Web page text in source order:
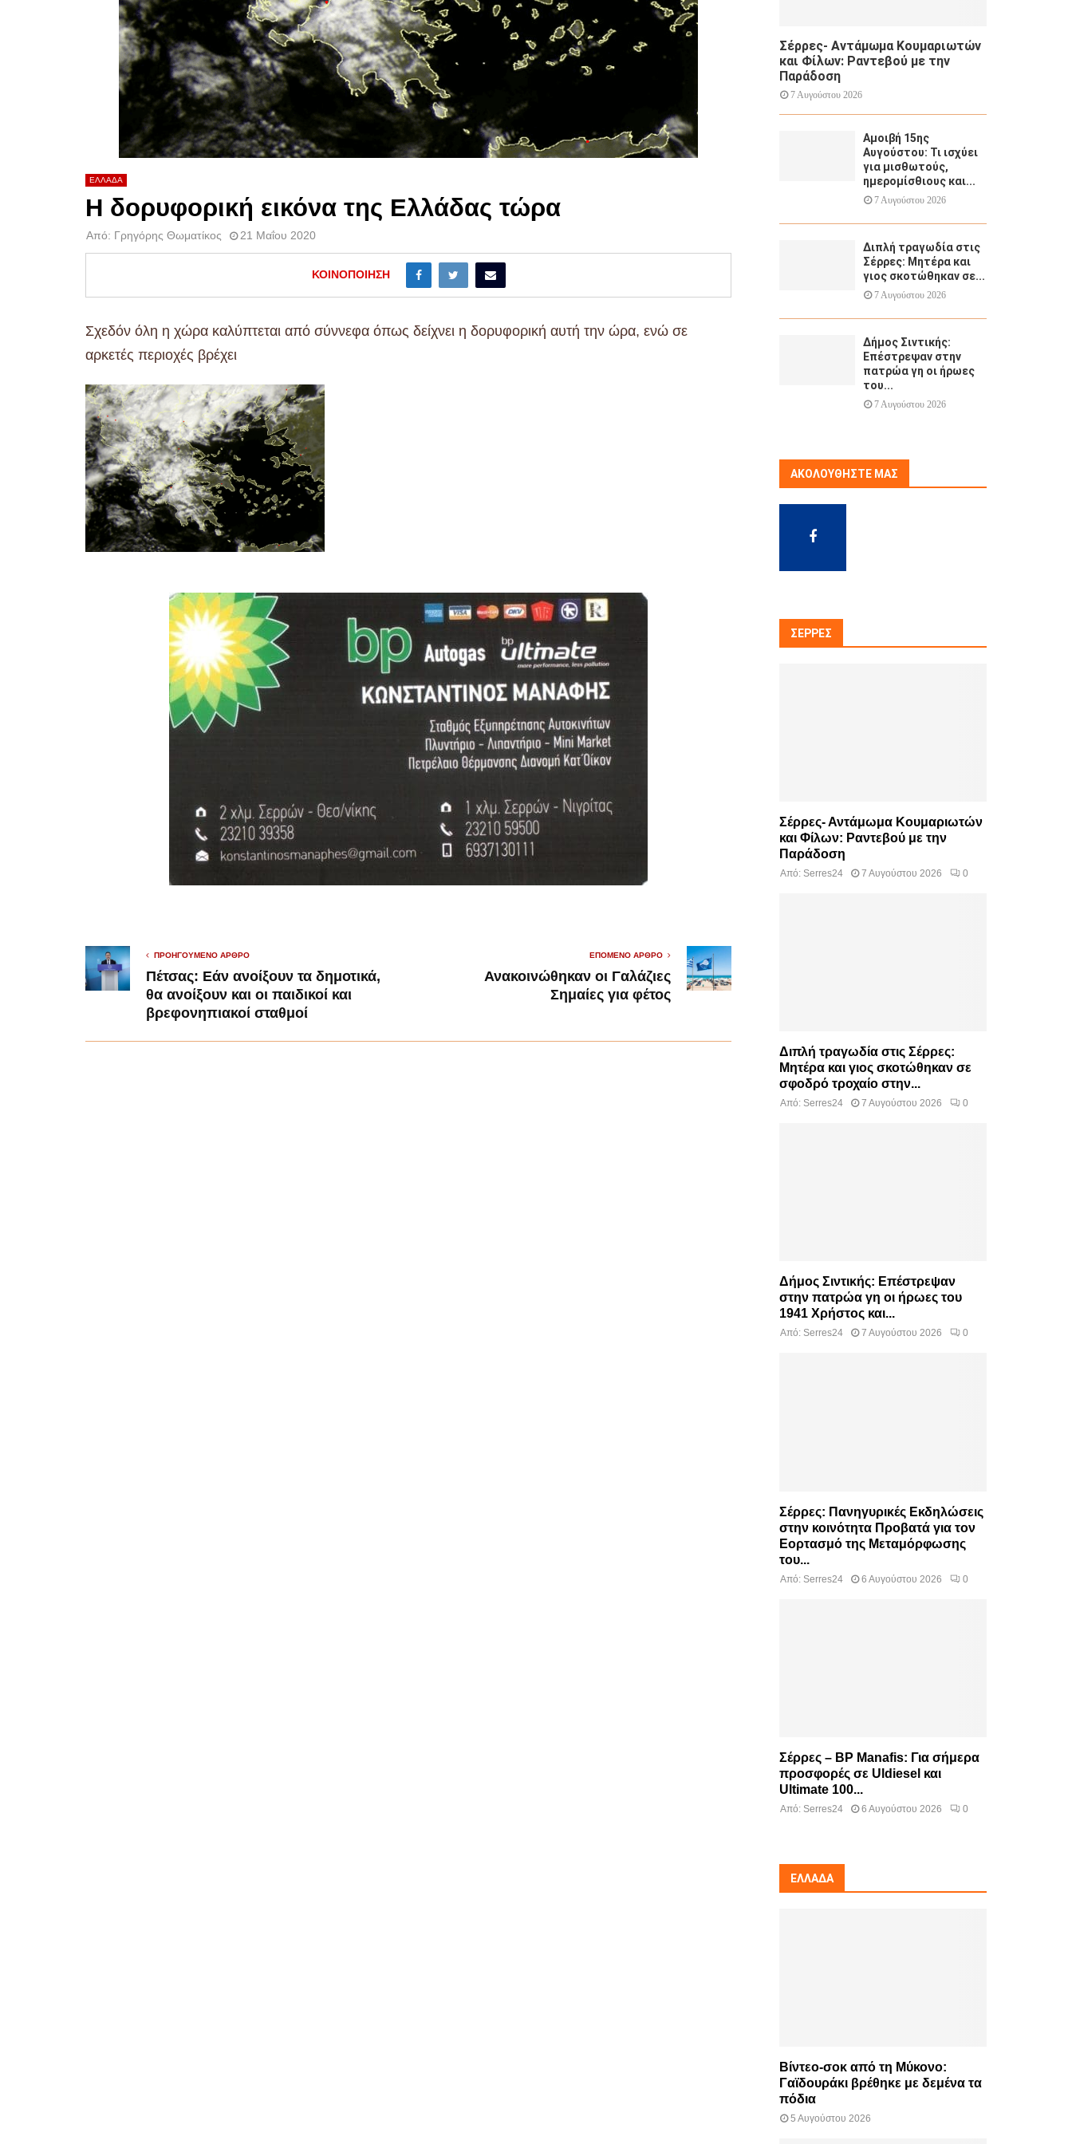
ΕΛΛΑΔΑ
Η δορυφορική εικόνα της Ελλάδας τώρα
Από: Γρηγόρης Θωματίκος 21 Μαΐου 2020
ΚΟΙΝΟΠΟΊΗΣΗ
Σχεδόν όλη η χώρα καλύπτεται από σύννεφα όπως δείχνει η δορυφορική αυτή την ώρα, ενώ σε
αρκετές περιοχές βρέχει
ΠΡΟΗΓΟΎΜΕΝΟ ΆΡΘΡΟ
Πέτσας: Εάν ανοίξουν τα δημοτικά,
θα ανοίξουν και οι παιδικοί και
βρεφονηπιακοί σταθμοί
ΕΠΌΜΕΝΟ ΆΡΘΡΟ
Ανακοινώθηκαν οι Γαλάζιες
Σημαίες για φέτος
Σέρρες- Αντάμωμα Κουμαριωτών
και Φίλων: Ραντεβού με την
Παράδοση
7 Αυγούστου 2026
Αμοιβή 15ης
Αυγούστου: Τι ισχύει
για μισθωτούς,
ημερομίσθιους και...
7 Αυγούστου 2026
Διπλή τραγωδία στις
Σέρρες: Μητέρα και
γιος σκοτώθηκαν σε...
7 Αυγούστου 2026
Δήμος Σιντικής:
Επέστρεψαν στην
πατρώα γη οι ήρωες
του...
7 Αυγούστου 2026
ΑΚΟΛΟΥΘΉΣΤΕ ΜΑΣ
ΣΈΡΡΕΣ
Σέρρες- Αντάμωμα Κουμαριωτών
και Φίλων: Ραντεβού με την
Παράδοση
Από: Serres24 7 Αυγούστου 2026 0
Διπλή τραγωδία στις Σέρρες:
Μητέρα και γιος σκοτώθηκαν σε
σφοδρό τροχαίο στην...
Από: Serres24 7 Αυγούστου 2026 0
Δήμος Σιντικής: Επέστρεψαν
στην πατρώα γη οι ήρωες του
1941 Χρήστος και...
Από: Serres24 7 Αυγούστου 2026 0
Σέρρες: Πανηγυρικές Εκδηλώσεις
στην κοινότητα Προβατά για τον
Εορτασμό της Μεταμόρφωσης
του...
Από: Serres24 6 Αυγούστου 2026 0
Σέρρες – BP Manafis: Για σήμερα
προσφορές σε Uldiesel και
Ultimate 100...
Από: Serres24 6 Αυγούστου 2026 0
ΕΛΛΆΔΑ
Βίντεο-σοκ από τη Μύκονο:
Γαϊδουράκι βρέθηκε με δεμένα τα
πόδια
5 Αυγούστου 2026